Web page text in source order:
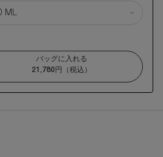
バッグに入れる
21,780円
（税込）
P.C. スキンミュニティ セラム